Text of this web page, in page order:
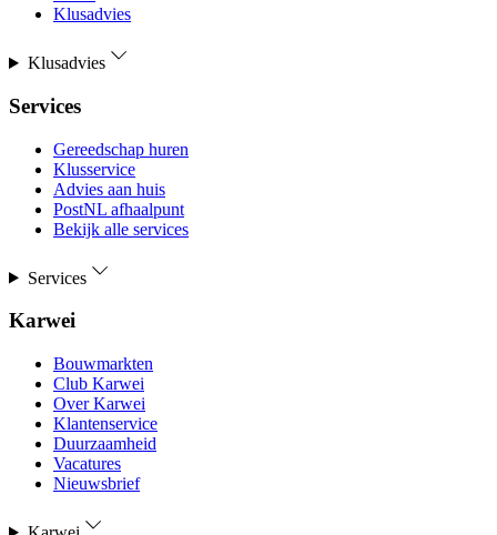
Klusadvies
Klusadvies
Services
Gereedschap huren
Klusservice
Advies aan huis
PostNL afhaalpunt
Bekijk alle services
Services
Karwei
Bouwmarkten
Club Karwei
Over Karwei
Klantenservice
Duurzaamheid
Vacatures
Nieuwsbrief